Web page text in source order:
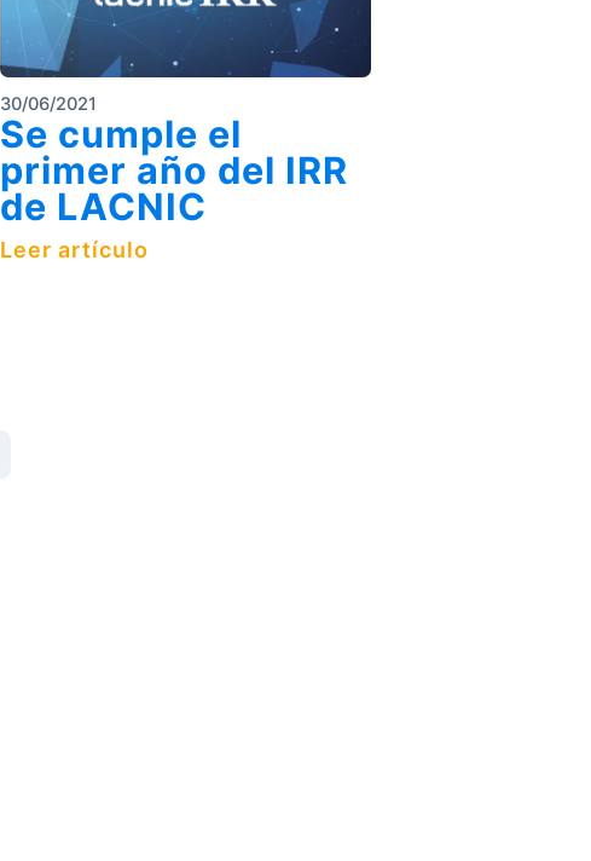
30/06/2021
Se cumple el
primer año del IRR
de LACNIC
Leer artículo